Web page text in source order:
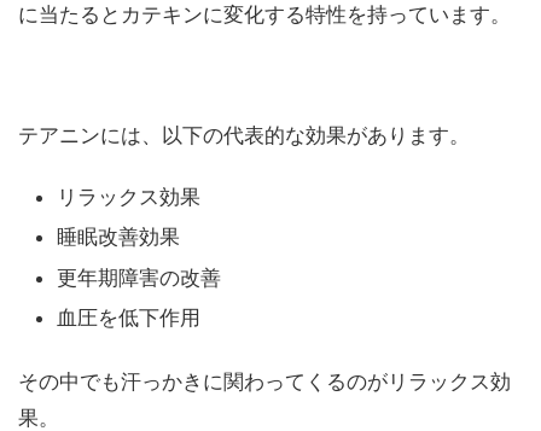
に当たるとカテキンに変化する特性を持っています。
テアニンには、以下の代表的な効果があります。
リラックス効果
睡眠改善効果
更年期障害の改善
血圧を低下作用
その中でも汗っかきに関わってくるのがリラックス効
果。